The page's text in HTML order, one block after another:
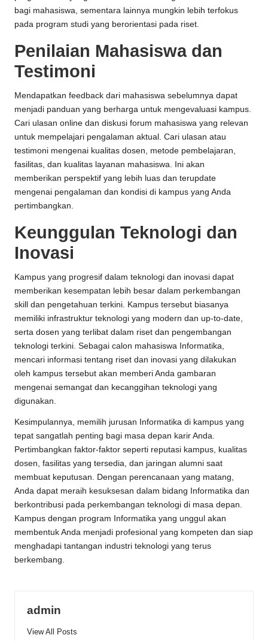
bagi mahasiswa, sementara lainnya mungkin lebih terfokus
pada program studi yang berorientasi pada riset.
Penilaian Mahasiswa dan
Testimoni
Mendapatkan feedback dari mahasiswa sebelumnya dapat
menjadi panduan yang berharga untuk mengevaluasi kampus.
Cari ulasan online dan diskusi forum mahasiswa yang relevan
untuk mempelajari pengalaman aktual. Cari ulasan atau
testimoni mengenai kualitas dosen, metode pembelajaran,
fasilitas, dan kualitas layanan mahasiswa. Ini akan
memberikan perspektif yang lebih luas dan terupdate
mengenai pengalaman dan kondisi di kampus yang Anda
pertimbangkan.
Keunggulan Teknologi dan
Inovasi
Kampus yang progresif dalam teknologi dan inovasi dapat
memberikan kesempatan lebih besar dalam perkembangan
skill dan pengetahuan terkini. Kampus tersebut biasanya
memiliki infrastruktur teknologi yang modern dan up-to-date,
serta dosen yang terlibat dalam riset dan pengembangan
teknologi terkini. Sebagai calon mahasiswa Informatika,
mencari informasi tentang riset dan inovasi yang dilakukan
oleh kampus tersebut akan memberi Anda gambaran
mengenai semangat dan kecanggihan teknologi yang
digunakan.
Kesimpulannya, memilih jurusan Informatika di kampus yang
tepat sangatlah penting bagi masa depan karir Anda.
Pertimbangkan faktor-faktor seperti reputasi kampus, kualitas
dosen, fasilitas yang tersedia, dan jaringan alumni saat
membuat keputusan. Dengan perencanaan yang matang,
Anda dapat meraih kesuksesan dalam bidang Informatika dan
berkontribusi pada perkembangan teknologi di masa depan.
Kampus dengan program Informatika yang unggul akan
membentuk Anda menjadi profesional yang kompeten dan siap
menghadapi tantangan industri teknologi yang terus
berkembang.
admin
View All Posts